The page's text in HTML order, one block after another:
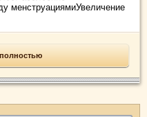
менструациямиУвеличение